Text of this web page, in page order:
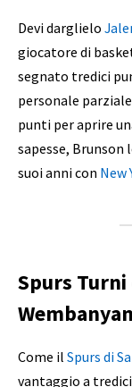
Devi darglielo
giocatore di
segnato tredici
personale
punti per aprire
sapesse,
suoi anni con New
Spurs Turni
Come il Spurs di
vantaggio a